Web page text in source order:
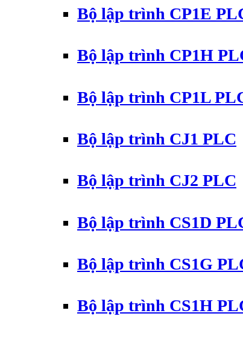
Bộ lập trình CP1E
Bộ lập trình CP1H
Bộ lập trình CP1L
Bộ lập trình CJ1 PLC
Bộ lập trình CJ2 PLC
Bộ lập trình CS1D
Bộ lập trình CS1G
Bộ lập trình CS1H